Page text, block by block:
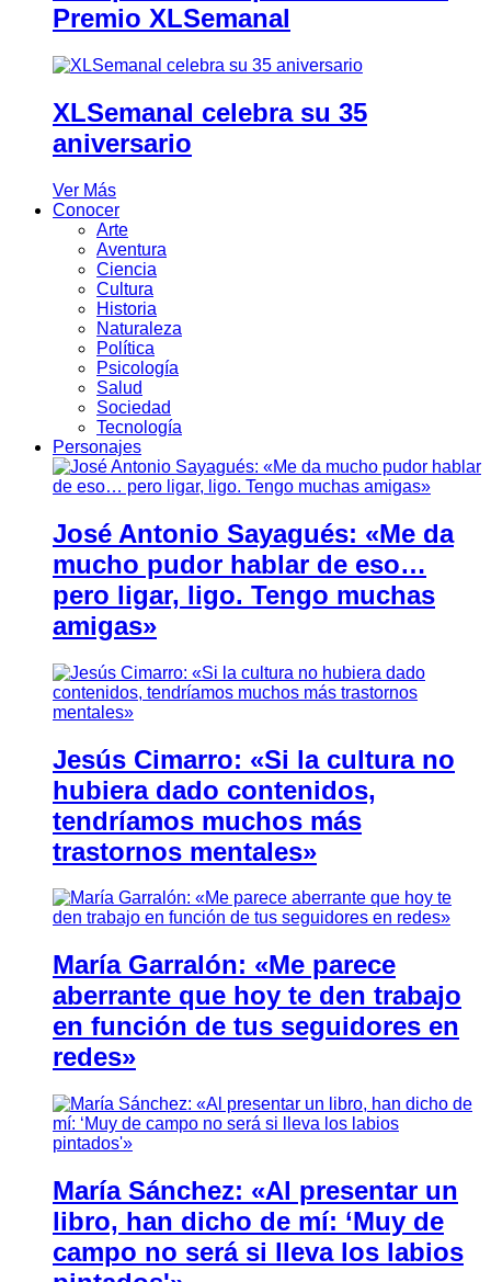
Premio XLSemanal
XLSemanal celebra su 35
aniversario
Ver Más
Conocer
Arte
Aventura
Ciencia
Cultura
Historia
Naturaleza
Política
Psicología
Salud
Sociedad
Tecnología
Personajes
José Antonio Sayagués: «Me da
mucho pudor hablar de eso…
pero ligar, ligo. Tengo muchas
amigas»
Jesús Cimarro: «Si la cultura no
hubiera dado contenidos,
tendríamos muchos más
trastornos mentales»
María Garralón: «Me parece
aberrante que hoy te den trabajo
en función de tus seguidores en
redes»
María Sánchez: «Al presentar un
libro, han dicho de mí: ‘Muy de
campo no será si lleva los labios